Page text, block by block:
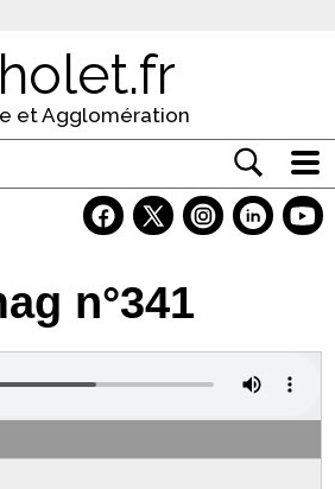
et Agglomération
n°341